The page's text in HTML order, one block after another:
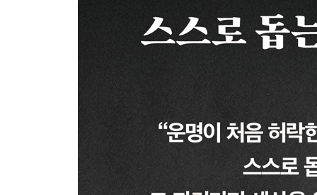
11. 배낭 하나 메고 파리로 걸어간 소년: 루이 니콜
1. 화염 속에서 빚어낸 인내의 도자기: 베르나르 팔
2. 품질을 떨어뜨릴 바에야 차라리 만들지 않겠다:
3. 오직 자유를, 자유를 주십시오: 요한 프리드리히
5. 지팡이와 목발, 그리고 오른손: 월터 스콧
6. 탁월함은 노동의 보상이다: 조슈아 레이놀즈